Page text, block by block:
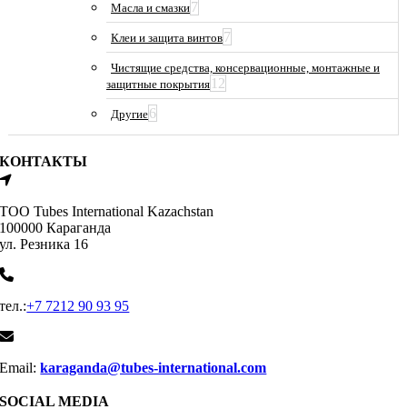
Масла и смазки7
Клеи и защита винтов7
Чистящие средства, консервационные, монтажные и
защитные покрытия 12
Другие6
КОНТАКТЫ
ТОО Tubes International Kazachstan
100000 Караганда
ул. Резника 16
тел.:+7 7212 90 93 95
Email:karaganda@tubes-international.com
SOCIAL MEDIA